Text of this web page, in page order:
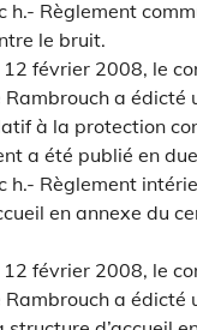
h.- Règlement
le bruit.
12 février 2008, le
Rambrouch a édicté
à la protection
a été publié en
h.- Règlement
en annexe du
12 février 2008, le
Rambrouch a édicté